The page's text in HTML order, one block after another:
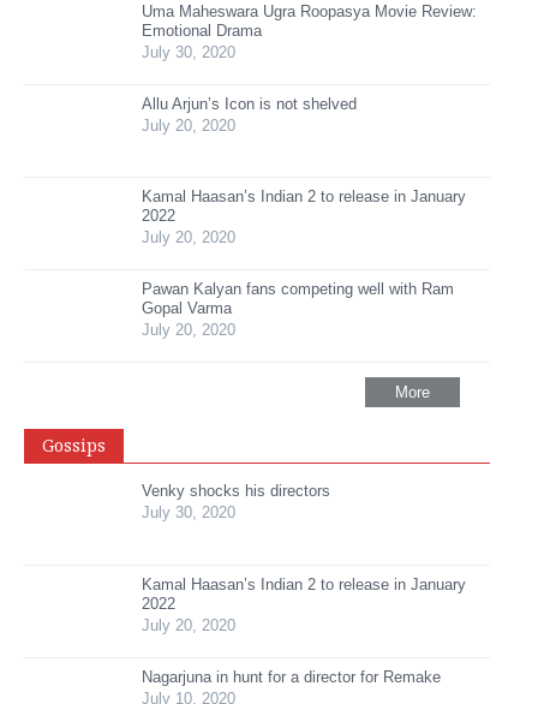
Uma Maheswara Ugra Roopasya Movie Review:
Emotional Drama
July 30, 2020
Allu Arjun’s Icon is not shelved
July 20, 2020
Kamal Haasan’s Indian 2 to release in January
2022
July 20, 2020
Pawan Kalyan fans competing well with Ram
Gopal Varma
July 20, 2020
More
Gossips
Venky shocks his directors
July 30, 2020
Kamal Haasan’s Indian 2 to release in January
2022
July 20, 2020
Nagarjuna in hunt for a director for Remake
July 10, 2020